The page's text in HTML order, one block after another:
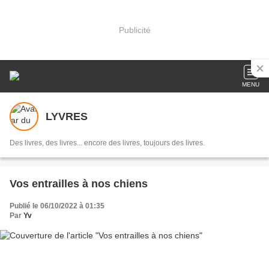
Publicité
MENU
LYVRES
Des livres, des livres... encore des livres, toujours des livres.
Vos entrailles à nos chiens
Publié le 06/10/2022 à 01:35
Par Yv